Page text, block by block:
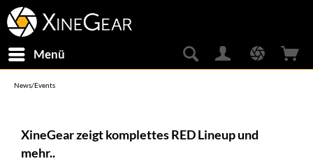
Menü
News/Events
XineGear zeigt komplettes RED Lineup und
mehr..